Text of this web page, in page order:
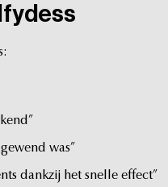
gewend was”
dankzij het snelle effect”